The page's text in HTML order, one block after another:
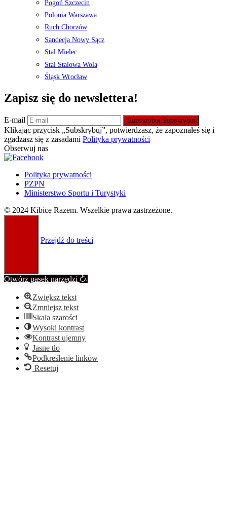
Pogoń Szczecin
Polonia Warszawa
Ruch Chorzów
Sandecja Nowy Sącz
Stal Mielec
Stal Stalowa Wola
Śląsk Wrocław
Zapisz się do newslettera!
E-mail Subskrybuj Subskrybuj
Klikając przycisk „Subskrybuj”, potwierdzasz, że zapoznałeś się i
zgadzasz się z zasadami Polityka prywatności
Obserwuj nas
Polityka prywatności
PZPN
Ministerstwo Sportu i Turystyki
© 2024 Kibice Razem. Wszelkie prawa zastrzeżone.
Przejdź do treści
Otwórz pasek narzędzi
Zwiększ tekst
Zmniejsz tekst
Skala szarości
Wysoki kontrast
Kontrast ujemny
Jasne tło
Podkreślenie linków
Resetuj